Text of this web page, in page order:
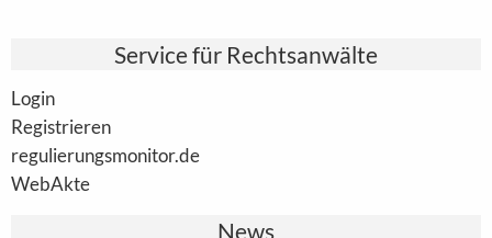
Service für Rechtsanwälte
Login
Registrieren
regulierungsmonitor.de
WebAkte
News